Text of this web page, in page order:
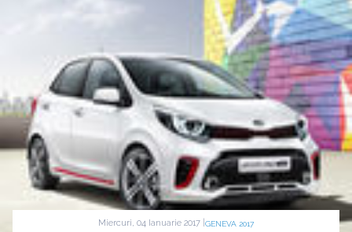
Miercuri, 04 Ianuarie 2017 | GENEVA 2017